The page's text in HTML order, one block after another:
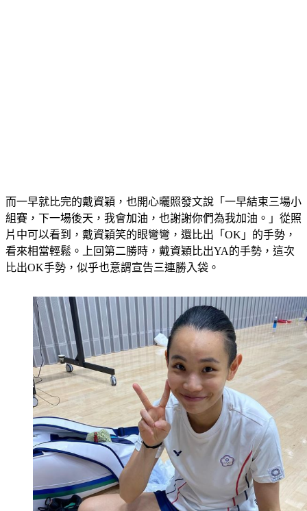
而一早就比完的戴資穎，也開心曬照發文說「一早結束三場小
組賽，下一場後天，我會加油，也謝謝你們為我加油。」從照
片中可以看到，戴資穎笑的眼彎彎，還比出「OK」的手勢，
看來相當輕鬆。上回第二勝時，戴資穎比出YA的手勢，這次
比出OK手勢，似乎也意謂宣告三連勝入袋。